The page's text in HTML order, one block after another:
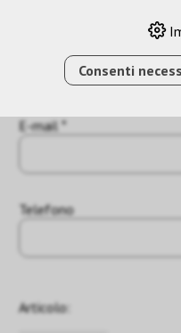
E-mail *
Telefono
Articolo:
Consenti